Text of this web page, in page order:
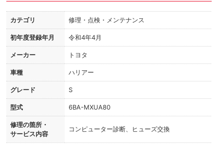
カテゴリ 修理・点検・メンテナンス
初年度登録年月 令和4年4月
メーカー トヨタ
車種 ハリアー
グレード S
型式 6BA-MXUA80
修理の箇所・
サービス内容
コンピューター診断、ヒューズ交換